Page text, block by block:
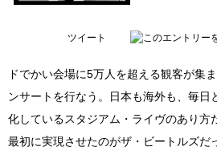
ツイート
ドでかい会場に5万人を超える観客が集
ンサートを行なう。日本も海外も、毎日
化しているスタジアム・ライヴのあり方
最初に実現させたのがザ・ビートルズだ